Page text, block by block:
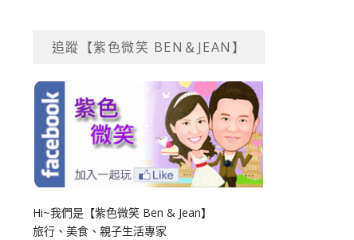
追蹤【紫色微笑 BEN＆JEAN】
Hi~我們是【紫色微笑 Ben & Jean】
旅行、美食、親子生活專家